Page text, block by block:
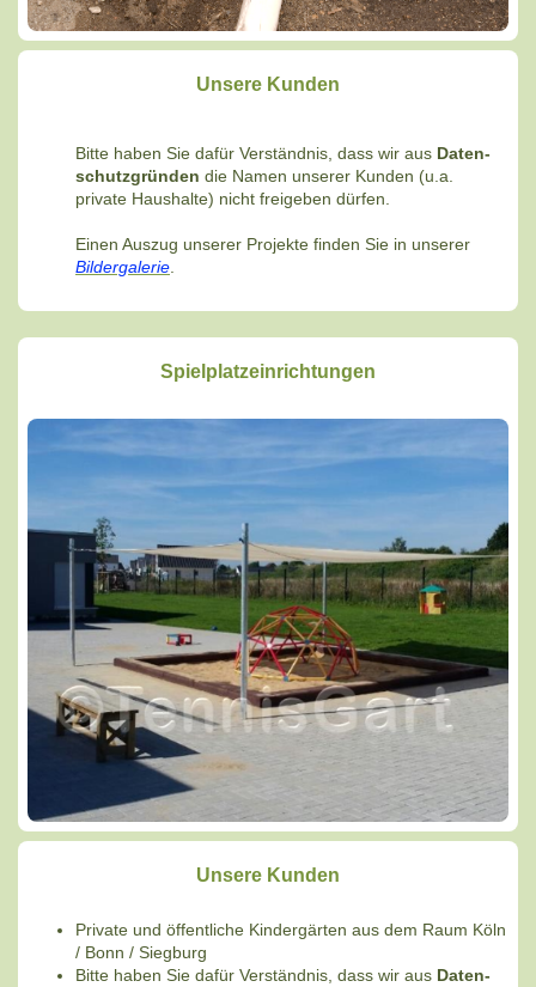
Unsere Kunden
Bitte haben Sie dafür Verständnis, dass wir aus Daten-
schutzgründen die Namen unserer Kunden (u.a.
private Haushalte) nicht freigeben dürfen.
Einen Auszug unserer Projekte finden Sie in unserer
Bildergalerie
Spielplatzeinrichtungen
Unsere Kunden
Private und öffentliche Kindergärten aus dem Raum Köln
/ Bonn / Siegburg
Bitte haben Sie dafür Verständnis, dass wir aus Daten-